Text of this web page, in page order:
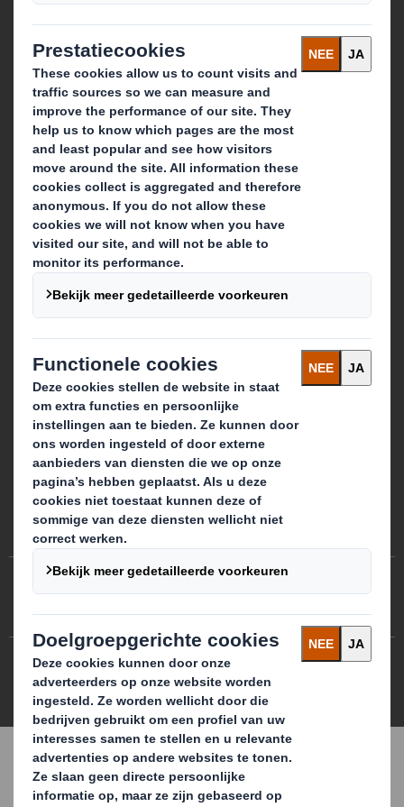
Contact
Onze locaties
Contactgegevens
Neem contact op
Follow us
Cookie Voorkeursinstellingen
Site map
Modern Slavery Statement
3.7.0.276